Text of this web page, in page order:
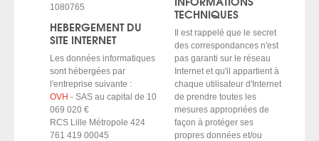
CONTACT
1080765
HEBERGEMENT DU
SITE INTERNET
Les données informatiques
sont hébergées par
l'entreprise suivante :
OVH - SAS au capital de 10
069 020 €
RCS Lille Métropole 424
761 419 00045
TECHNIQUES
Il est rappelé que le secret
des correspondances n'est
pas garanti sur le réseau
Internet et qu'il appartient à
chaque utilisateur d'Internet
de prendre toutes les
mesures appropriées de
façon à protéger ses
propres données et/ou